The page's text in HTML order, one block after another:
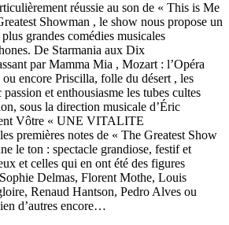
réussie au son de « This is Me
Showman , le show nous propose un
grandes comédies musicales
De Starmania aux Dix
par Mamma Mia , Mozart : l’Opéra
encore Priscilla, folle du désert , les
et enthousiasme les tubes cultes
sous la direction musicale d’Éric
Vôtre « UNE VITALITE
premières notes de « The Greatest Show
le ton : spectacle grandiose, festif et
et celles qui en ont été des figures
Delmas, Florent Mothe, Louis
Renaud Hantson, Pedro Alves ou
d’autres encore…